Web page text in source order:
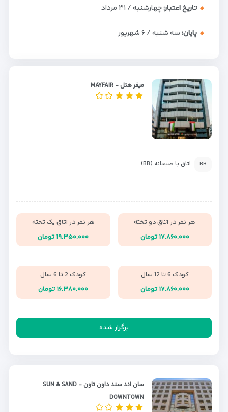
تاریخ اعتبار:چهارشنبه / ۳۱ مرداد
پایان:سه شنبه / ۶ شهریور
میفر هتل - MAYFAIR
BB اتاق با صبحانه (BB)
هر نفر در اتاق دو تخته
۱۷,۸۶۰,۰۰۰ تومان
هر نفر در اتاق یک تخته
۱۹,۳۵۰,۰۰۰ تومان
کودک 6 تا 12 سال
۱۷,۸۶۰,۰۰۰ تومان
کودک 2 تا 6 سال
۱۶,۳۸۰,۰۰۰ تومان
برگزار شده
سان اند سند داون تاون - SUN & SAND
DOWNTOWN